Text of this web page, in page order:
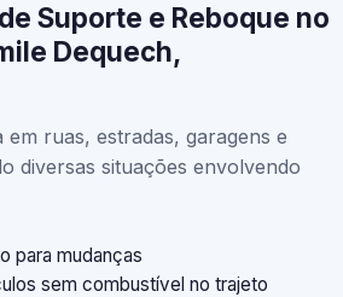
Suporte e Reboque no
Dequech,
em ruas, estradas, garagens e
diversas situações envolvendo
para mudanças
sem combustível no trajeto